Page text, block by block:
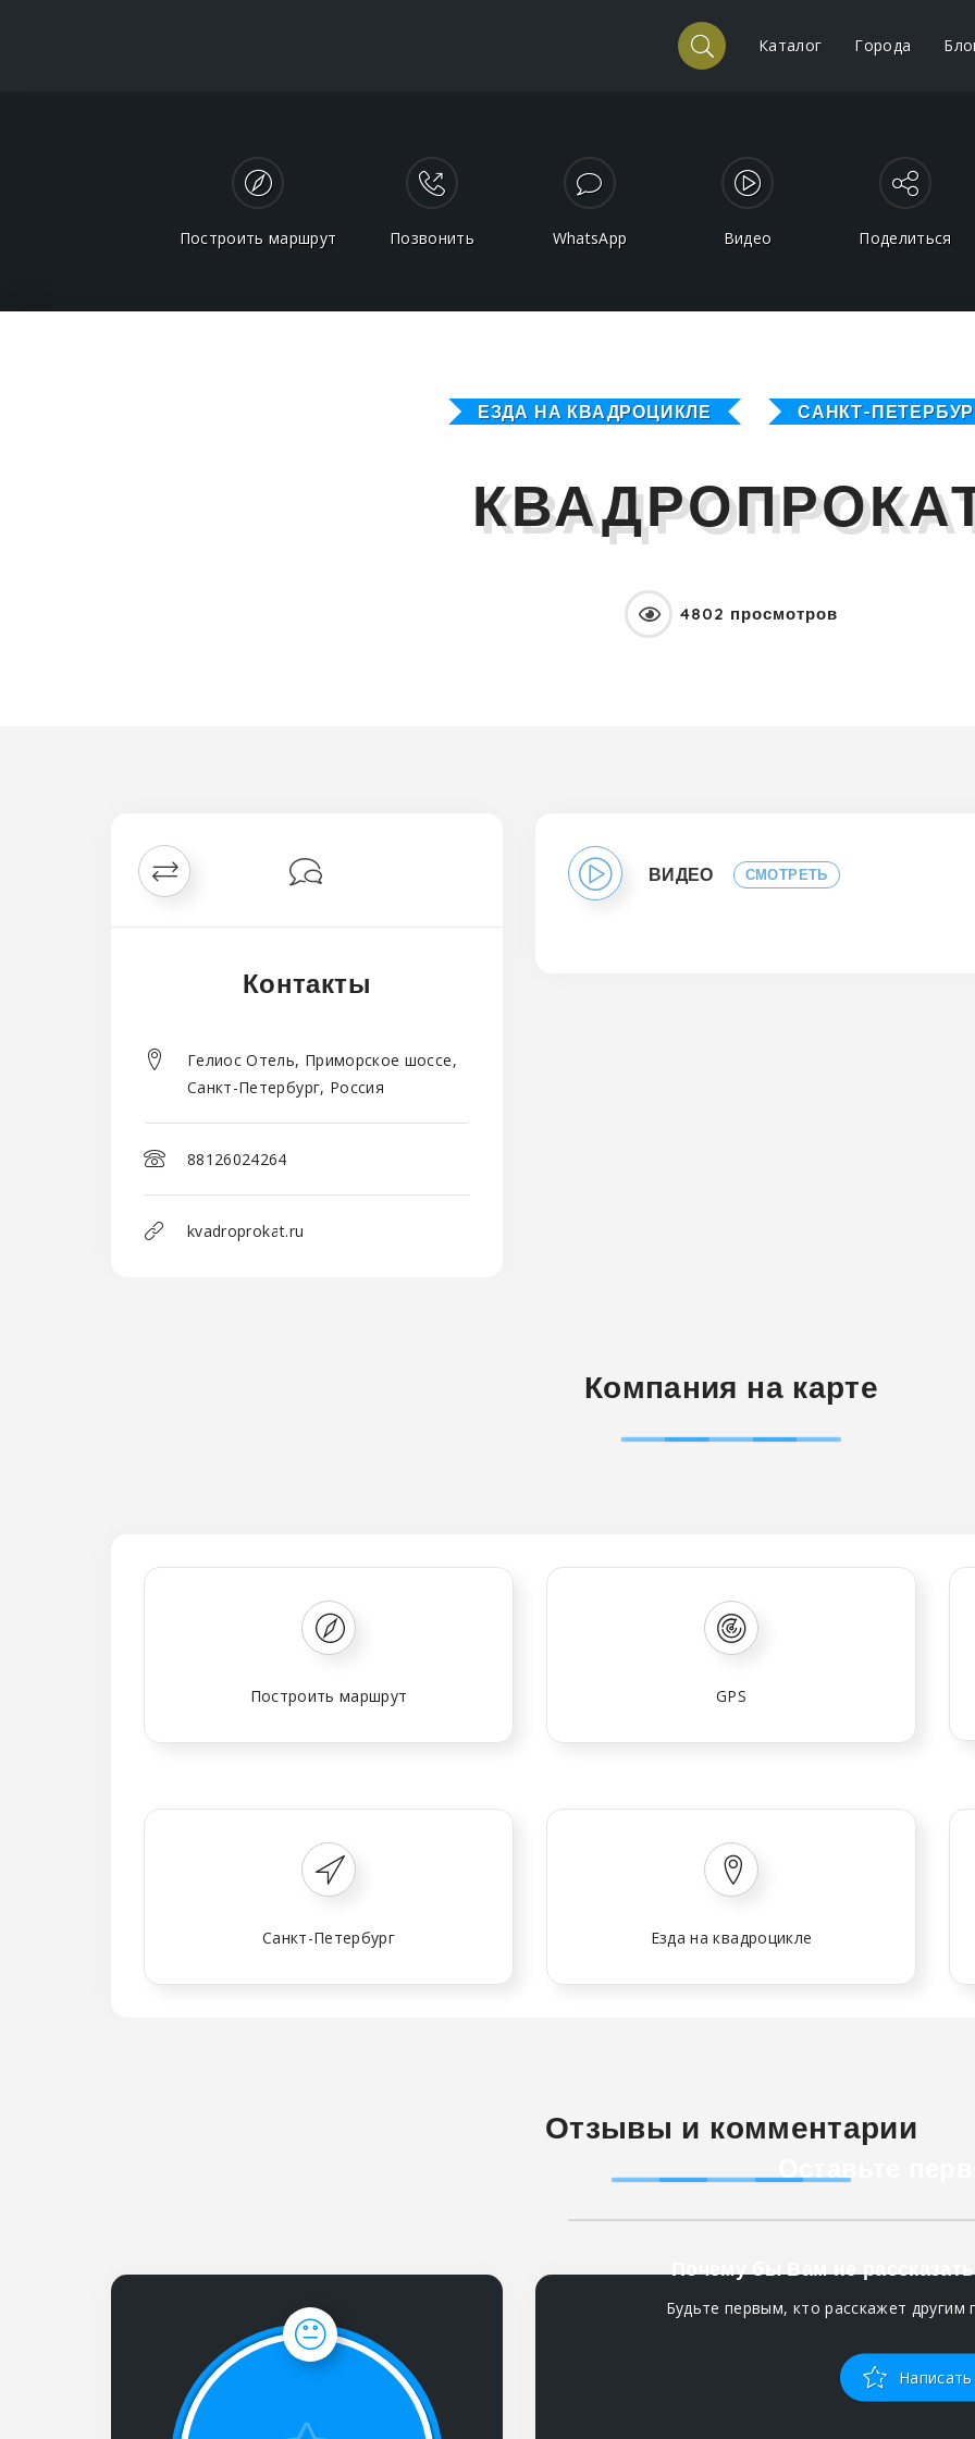
Каталог Города
Построить маршрут Позвонить WhatsApp Видео Поделиться
ЕЗДА НА КВАДРОЦИКЛЕ САНКТ-
4802 просмотров
Контакты
Гелиос Отель, Приморское шоссе,
Санкт-Петербург, Россия
88126024264
kvadroprokat.ru
ВИДЕО СМОТРЕТЬ
Компания на карте
Построить маршрут GPS
Санкт-Петербург Езда на квадроцикле
Отзывы и комментарии
Будьте первым, кто расскажет